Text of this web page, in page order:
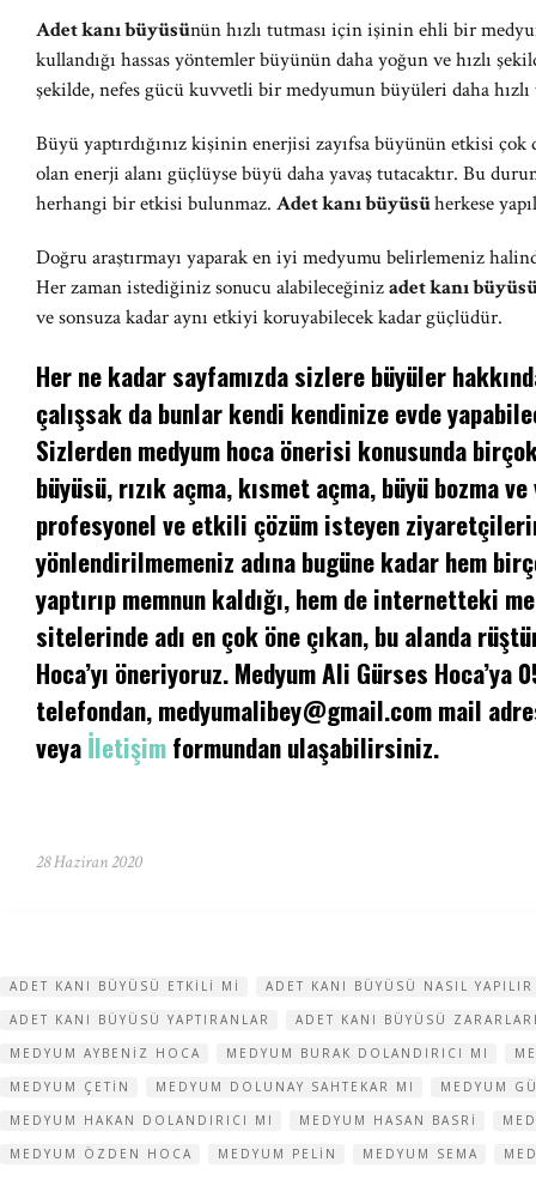
Adet kanı büyüsünün hızlı tutması için işinin ehli bir
kullandığı hassas yöntemler büyünün daha yoğun ve hızlı
şekilde, nefes gücü kuvvetli bir medyumun büyüleri daha hızlı
Büyü yaptırdığınız kişinin enerjisi zayıfsa büyünün etkisi çok
olan enerji alanı güçlüyse büyü daha yavaş tutacaktır. Bu
herhangi bir etkisi bulunmaz. Adet kanı büyüsüherkese
Doğru araştırmayı yaparak en iyi medyumu belirlemeniz
Her zaman istediğiniz sonucu alabileceğinizadet kanı
ve sonsuza kadar aynı etkiyi koruyabilecek kadar güçlüdür.
Her ne kadar sayfamızda sizlere büyüler
çalışsak da bunlar kendi kendinize evde
Sizlerden medyum hoca önerisi konusunda
büyüsü, rızık açma, kısmet açma, büyü bozma
profesyonel ve etkili çözüm isteyen
yönlendirilmemeniz adına bugüne kadar hem
yaptırıp memnun kaldığı, hem de internetteki
sitelerinde adı en çok öne çıkan, bu alanda
Hoca’yı öneriyoruz. Medyum Ali Gürses Hoca’ya
telefondan,medyumalibey@gmail.commail
veyaİletişimformundan ulaşabilirsiniz.
28 Haziran 2020
ADET KANI BÜYÜSÜ ETKILI MI
ADET KANI BÜYÜSÜ NASIL YAPILIR
ADET KANI BÜYÜSÜ YAPTIRANLAR
ADET KANI BÜYÜSÜ
MEDYUM AYBENIZ HOCA
MEDYUM BURAK DOLANDIRICI MI
MEDYUM ÇETIN
MEDYUM DOLUNAY SAHTEKAR MI
MEDYUM
MEDYUM HAKAN DOLANDIRICI MI
MEDYUM HASAN BASRI
MEDYUM ÖZDEN HOCA
MEDYUM PELIN MEDYUM SEMA